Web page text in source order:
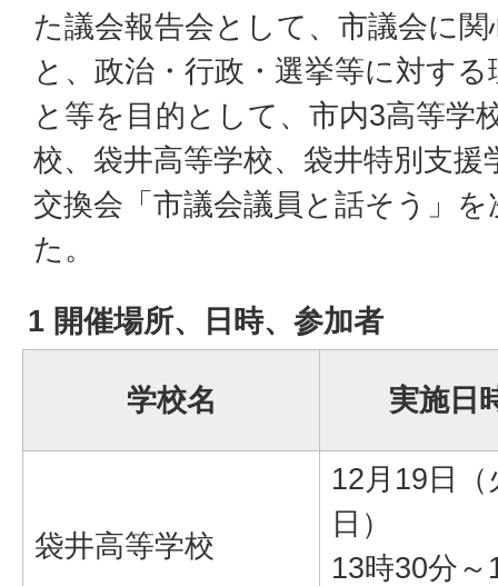
た議会報告会として、市議会に
と、政治・行政・選挙等に対す
と等を目的として、市内3高等学
校、袋井高等学校、袋井特別支
交換会「市議会議員と話そう」
た。
1 開催場所、日時、参加者
学校名 実施日
袋井高等学校
12月19日（
日）
13時30分～